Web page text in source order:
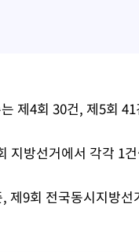
제4회 30건, 제5회
지방선거에서 각각 1
제9회 전국동시지방